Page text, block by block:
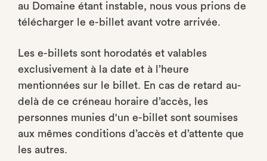
au Domaine étant instable, nous vous prions de
télécharger le e-billet avant votre arrivée.
Les e-billets sont horodatés et valables
exclusivement à la date et à l’heure
mentionnées sur le billet. En cas de retard au-
delà de ce créneau horaire d’accès, les
personnes munies d'un e-billet sont soumises
aux mêmes conditions d’accès et d’attente que
les autres.